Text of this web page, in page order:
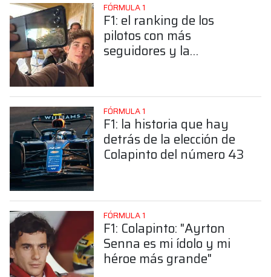
FÓRMULA 1
F1: el ranking de los
pilotos con más
seguidores y la
FÓRMULA 1
F1: la historia que hay
detrás de la elección de
Colapinto del número 43
FÓRMULA 1
F1: Colapinto: "Ayrton
Senna es mi ídolo y mi
héroe más grande"